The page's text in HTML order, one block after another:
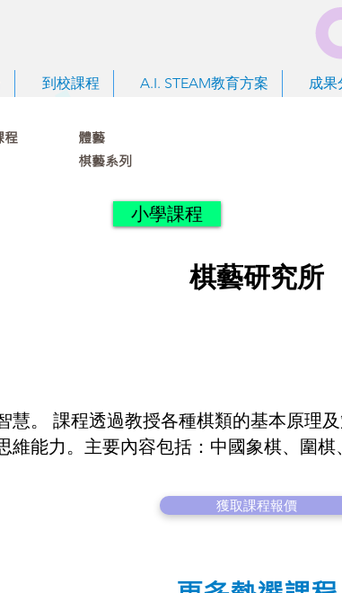
到校課程 A.I. STEAM教育方案 成果
程
棋藝系列
體藝
慧。 課程透過教授各種棋類的基本原理
維能力。主要內容包括：中國象棋、圍棋
獲取課程報價
小學課程
棋藝研究所